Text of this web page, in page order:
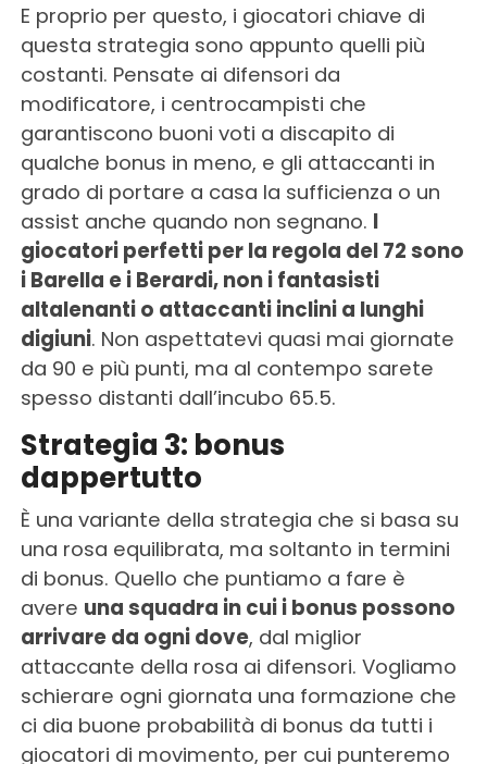
E proprio per questo, i giocatori chiave di
questa strategia sono appunto quelli più
costanti. Pensate ai difensori da
modificatore, i centrocampisti che
garantiscono buoni voti a discapito di
qualche bonus in meno, e gli attaccanti in
grado di portare a casa la sufficienza o un
assist anche quando non segnano. I
giocatori perfetti per la regola del 72 sono
i Barella e i Berardi, non i fantasisti
altalenanti o attaccanti inclini a lunghi
digiuni. Non aspettatevi quasi mai giornate
da 90 e più punti, ma al contempo sarete
spesso distanti dall’incubo 65.5.
Strategia 3: bonus
dappertutto
È una variante della strategia che si basa su
una rosa equilibrata, ma soltanto in termini
di bonus. Quello che puntiamo a fare è
avere una squadra in cui i bonus possono
arrivare da ogni dove, dal miglior
attaccante della rosa ai difensori. Vogliamo
schierare ogni giornata una formazione che
ci dia buone probabilità di bonus da tutti i
giocatori di movimento, per cui punteremo